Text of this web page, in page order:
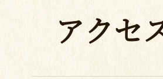
アクセ